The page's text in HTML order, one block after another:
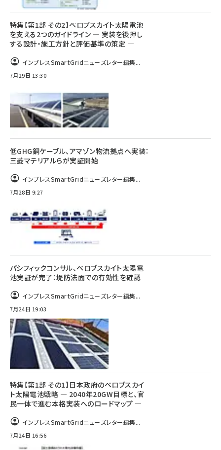
特集【第1部 その2】ペロブスカイト太陽電池
を支える2つのガイドライン ― 実装を後押し
する設計・施工方針と評価基準の策定 ―
インプレスSmartGridニューズレター編集...
7月29日 13:30
低GHG銅ケーブル、アマゾン物流拠点へ実装：
三菱マテリアルらが実証開始
インプレスSmartGridニューズレター編集...
7月28日 9:27
パシフィックコンサル、ペロブスカイト太陽電
池実証が完了：堤防法面での有効性を確認
インプレスSmartGridニューズレター編集...
7月24日 19:03
特集【第1部 その1】日本政府のペロブスカイ
ト太陽電池戦略 ― 2040年20GW目標と、官
民一体で進む本格実装へのロードマップ ―
インプレスSmartGridニューズレター編集...
7月24日 16:56